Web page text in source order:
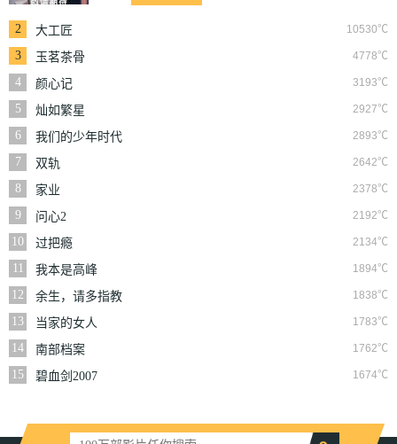
2 10530℃
大工匠
3
4778℃
玉茗茶骨
4
3193℃
颜心记
5
2927℃
灿如繁星
6
2893℃
我们的少年时代
7
2642℃
双轨
8
2378℃
家业
9
2192℃
问心2
10
2134℃
过把瘾
11
1894℃
我本是高峰
12
1838℃
余生，请多指教
13
1783℃
当家的女人
14
1762℃
南部档案
15
1674℃
碧血剑2007